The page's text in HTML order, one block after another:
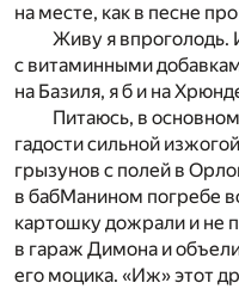
на месте, как в песне
Живу я впроголодь.
с витаминными
на Базиля, я б и на
Питаюсь, в
гадости сильной
грызунов с полей в
в бабМанином погребе
картошку дожрали и не
в гараж Димона и
его моцика. «Иж» этот